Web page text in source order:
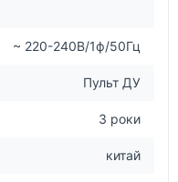
~ 220-240В/1ф/50Гц
Пульт ДУ
3 роки
китай